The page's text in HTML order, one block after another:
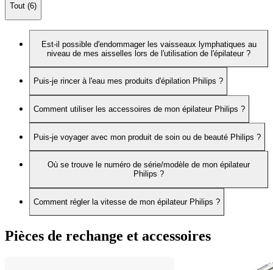
Tout (6)
Est-il possible d'endommager les vaisseaux lymphatiques au
niveau de mes aisselles lors de l'utilisation de l'épilateur ?
Puis-je rincer à l'eau mes produits d'épilation Philips ?
Comment utiliser les accessoires de mon épilateur Philips ?
Puis-je voyager avec mon produit de soin ou de beauté Philips ?
Où se trouve le numéro de série/modèle de mon épilateur
Philips ?
Comment régler la vitesse de mon épilateur Philips ?
Pièces de rechange et accessoires